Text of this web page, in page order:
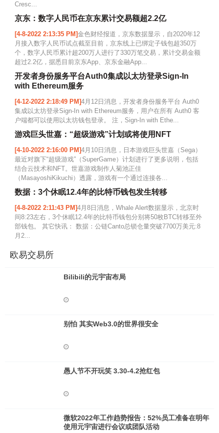
Cresc...
京东：数字人民币在京东累计交易额超2.2亿
[4-8-2022 2:13:35 PM]金色财经报道，京东数据显示，自2020年12
月接入数字人民币试点截至目前，京东线上已绑定子钱包超350万
个，数字人民币累计超200万人进行了330万笔交易，累计交易金额
超过2.2亿，据悉目前京东App、京东金融App...
开发者身份服务平台Auth0集成以太坊登录Sign-In
with Ethereum服务
[4-12-2022 2:18:49 PM]4月12日消息，开发者身份服务平台 Auth0
集成以太坊登录Sign-In with Ethereum服务，用户在所有 Auth0 客
户端都可以使用以太坊钱包登录。 注，Sign-In with Ethe...
游戏巨头世嘉：“超级游戏”计划或将使用NFT
[4-10-2022 2:16:00 PM]4月10日消息，日本游戏巨头世嘉（Sega）
最近对旗下“超级游戏”（SuperGame）计划进行了更多说明，包括
结合云技术和NFT。世嘉游戏制作人菊池正佳
（MasayoshiKikuchi）透露，游戏有一个通过连接各...
数据：3个休眠12.4年的比特币钱包发生转移
[4-8-2022 2:11:43 PM]4月8日消息，Whale Alert数据显示，北京时
间8:23左右，3个休眠12.4年的比特币钱包分别将50枚BTC转移至外
部钱包。 其它快讯： 数据：公链Canto总锁仓量突破7700万美元:8
月2...
欧易交易所
Bilibili的元宇宙布局
别怕 其实Web3.0的世界很安全
愚人节不开玩笑 3.30-4.2抢红包
微软2022年工作趋势报告：52%员工准备在明年
使用元宇宙进行会议或团队活动